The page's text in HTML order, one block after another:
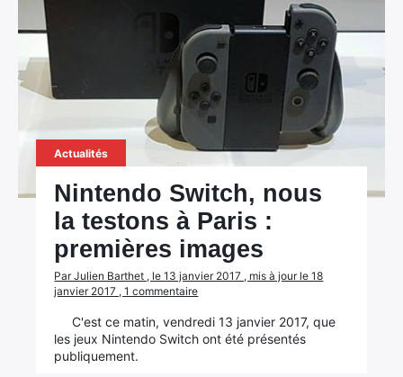
Actualités
Nintendo Switch, nous
la testons à Paris :
premières images
Par Julien Barthet , le 13 janvier 2017 , mis à jour le 18
janvier 2017 , 1 commentaire
C'est ce matin, vendredi 13 janvier 2017, que
les jeux Nintendo Switch ont été présentés
publiquement.